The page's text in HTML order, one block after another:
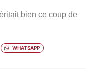
bien ce coup de
WHATSAPP